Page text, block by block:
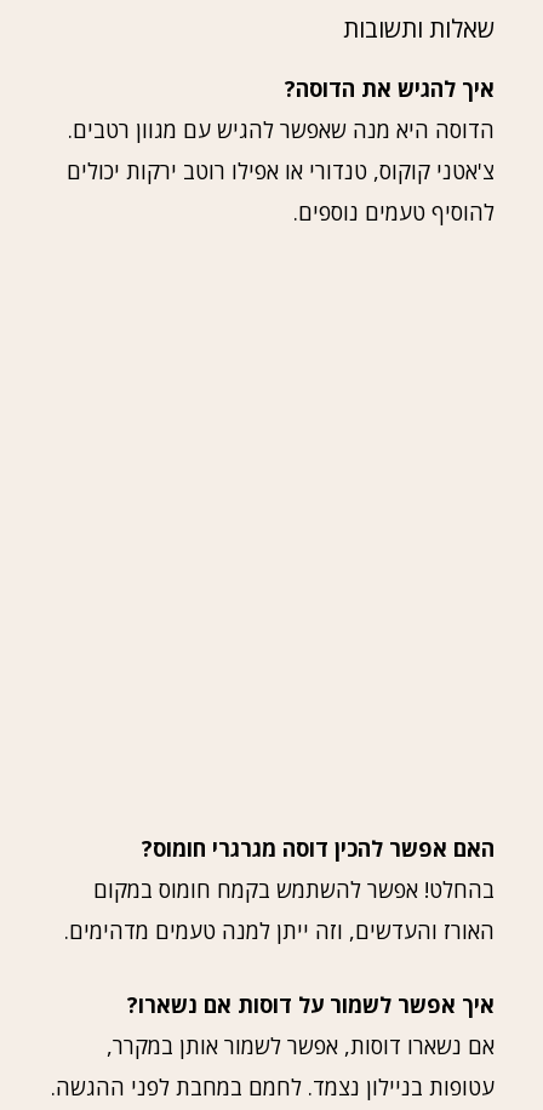
שאלות ותשובות
איך להגיש את הדוסה?
הדוסה היא מנה שאפשר להגיש עם מגוון רטבים.
צ'אטני קוקוס, טנדורי או אפילו רוטב ירקות יכולים
להוסיף טעמים נוספים.
האם אפשר להכין דוסה מגרגרי חומוס?
בהחלט! אפשר להשתמש בקמח חומוס במקום
האורז והעדשים, וזה ייתן למנה טעמים מדהימים.
איך אפשר לשמור על דוסות אם נשארו?
אם נשארו דוסות, אפשר לשמור אותן במקרר,
עטופות בניילון נצמד. לחמם במחבת לפני ההגשה.